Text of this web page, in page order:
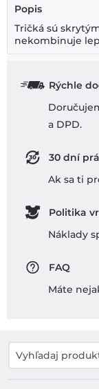
Popis
Tričká sú
nekombinuje
Rýchle
a DPD.
30 dní
Ak sa ti
Politika
Náklady
FAQ
Máte